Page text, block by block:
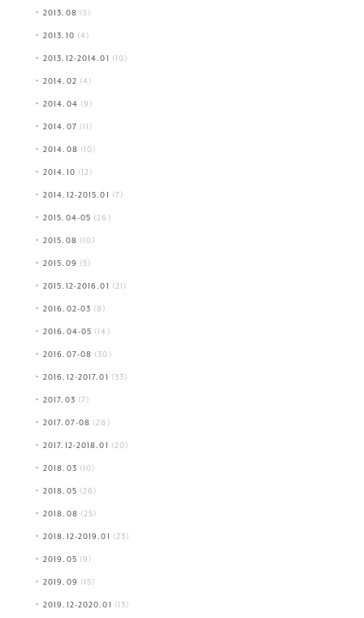
2013.08 (5)
2013.10 (4)
2013.12-2014.01 (10)
2014.02 (4)
2014.04 (9)
2014.07 (11)
2014.08 (10)
2014.10 (12)
2014.12-2015.01 (7)
2015.04-05 (26)
2015.08 (10)
2015.09 (5)
2015.12-2016.01 (21)
2016.02-03 (8)
2016.04-05 (14)
2016.07-08 (30)
2016.12-2017.01 (33)
2017.03 (7)
2017.07-08 (28)
2017.12-2018.01 (20)
2018.03 (10)
2018.05 (26)
2018.08 (25)
2018.12-2019.01 (23)
2019.05 (9)
2019.09 (15)
2019.12-2020.01 (13)